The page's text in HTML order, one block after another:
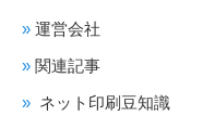
運営会社
関連記事
ネット印刷豆知識